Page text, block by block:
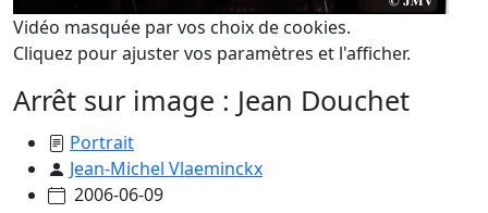
Vidéo masquée par vos choix de cookies.
Cliquez pour ajuster vos paramètres et l'afficher.
Arrêt sur image : Jean Douchet
Portrait
Jean-Michel Vlaeminckx
2006-06-09